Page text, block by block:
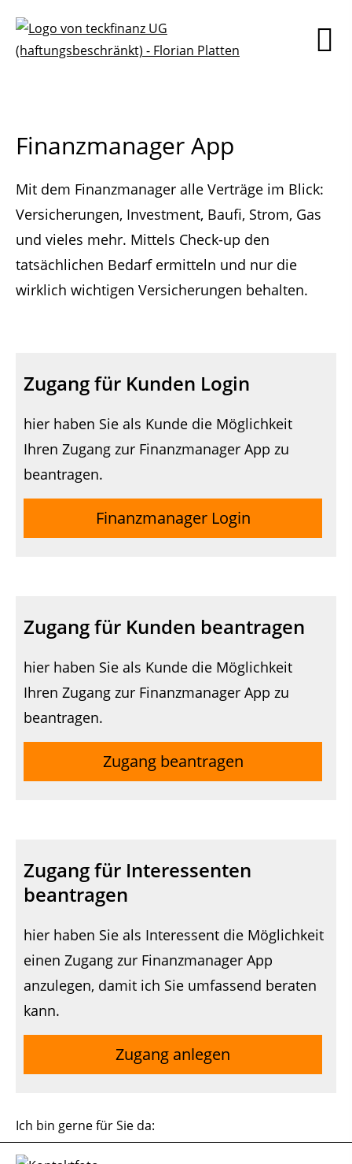
Finanzmanager App
Mit dem Finanzmanager alle Verträge im Blick:
Versicherungen, Investment, Baufi, Strom, Gas
und vieles mehr. Mittels Check-up den
tatsächlichen Bedarf ermitteln und nur die
wirklich wichtigen Versicherungen behalten.
Zugang für Kunden Login
hier haben Sie als Kunde die Möglichkeit
Ihren Zugang zur Finanzmanager App zu
beantragen.
Finanzmanager Login
Zugang für Kunden beantragen
hier haben Sie als Kunde die Möglichkeit
Ihren Zugang zur Finanzmanager App zu
beantragen.
Zugang beantragen
Zugang für Interessenten
beantragen
hier haben Sie als Interessent die Möglichkeit
einen Zugang zur Finanzmanager App
anzulegen, damit ich Sie umfassend beraten
kann.
Zugang anlegen
Ich bin gerne für Sie da: